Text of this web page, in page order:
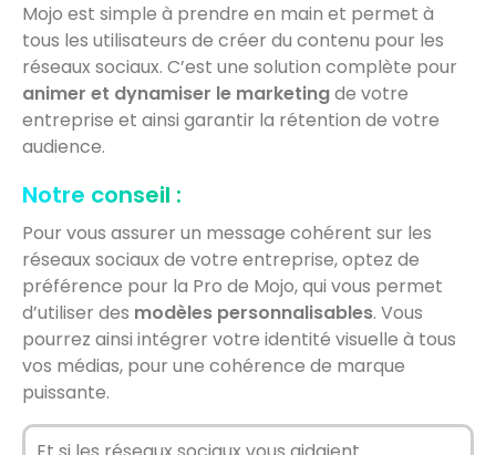
Mojo est simple à prendre en main et permet à
tous les utilisateurs de créer du contenu pour les
réseaux sociaux. C’est une solution complète pour
animer et dynamiser le marketingde votre
entreprise et ainsi garantir la rétention de votre
audience.
Notre conseil :
Pour vous assurer un message cohérent sur les
réseaux sociaux de votre entreprise, optez de
préférence pour la Pro de Mojo, qui vous permet
d’utiliser des modèles personnalisables. Vous
pourrez ainsi intégrer votre identité visuelle à tous
vos médias, pour une cohérence de marque
puissante.